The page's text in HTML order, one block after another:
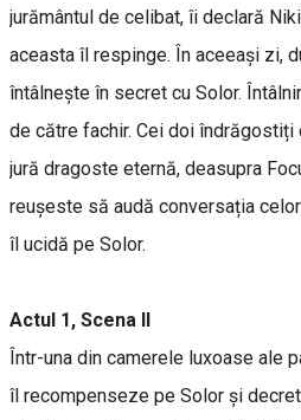
jurământul de celibat, îi declară
aceasta îl respinge. În aceeași zi,
întâlnește în secret cu Solor.
de către fachir. Cei doi
jură dragoste eternă, deasupra
reușeste să audă conversația
îl ucidă pe Solor.
Actul 1, Scena II
Într-una din camerele luxoase ale
îl recompenseze pe Solor și